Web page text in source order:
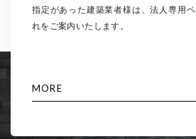
指定があった建築業者様は、法人専用
れをご案内いたします。
MORE